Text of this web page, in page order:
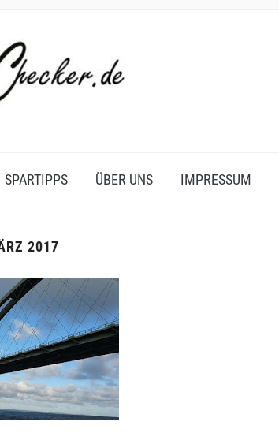
SPARTIPPS ÜBER UNS IMPRESSUM
2017